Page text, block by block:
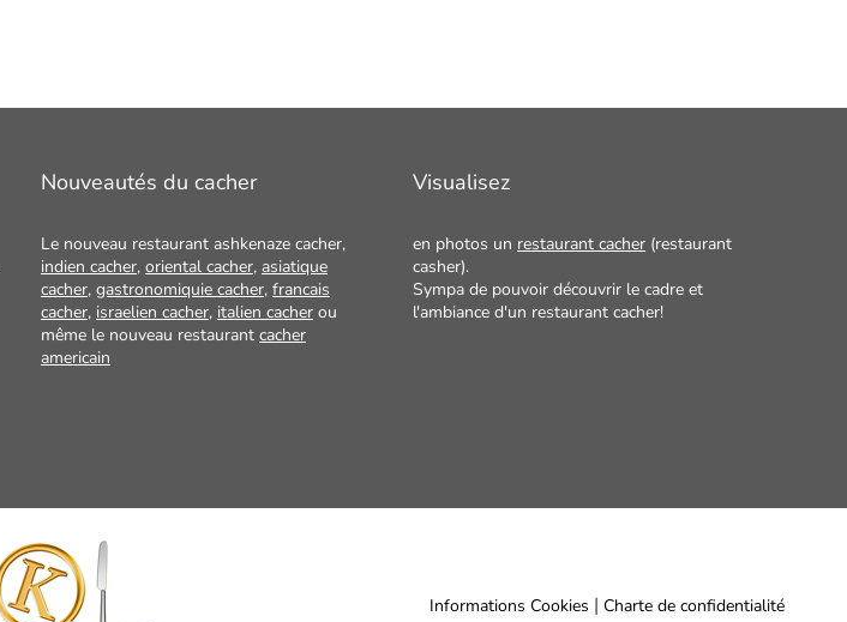
Nouveautés du cacher
Le nouveau restaurant ashkenaze cacher,
indien cacher, oriental cacher, asiatique
cacher, gastronomiquie cacher, francais
cacher, israelien cacher, italien cacher ou
même le nouveau restaurant cacher
americain
Visualisez
en photos un restaurant cacher (restaurant
casher).
Sympa de pouvoir découvrir le cadre et
l'ambiance d'un restaurant cacher!
Informations Cookies | Charte de confidentialité